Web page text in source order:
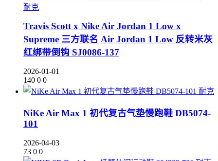
耐克
Travis Scott x Nike Air Jordan 1 Low x
Supreme 三方联名 Air Jordan 1 Low 反转米灰
红绑带倒钩 SJ0086-137
2026-01-01
140 0 0
耐克
NiKe Air Max 1 初代复古气垫慢跑鞋 DB5074-
101
2026-04-03
73 0 0